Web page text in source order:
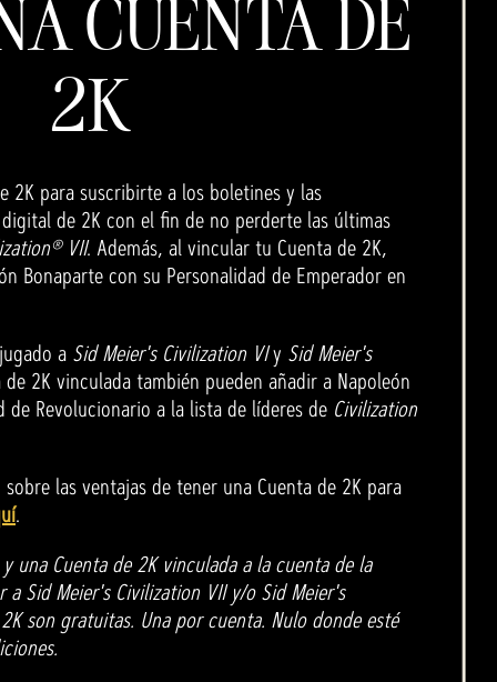
CUENTA DE
2K
2K para suscribirte a los boletines y las
de 2K con el fin de no perderte las últimas
VII. Además, al vincular tu Cuenta de 2K,
Bonaparte con su Personalidad de Emperador en
a Sid Meier's Civilization VIy Sid Meier's
2K vinculada también pueden añadir a Napoleón
de Revolucionario a la lista de líderes de Civilization
las ventajas de tener una Cuenta de 2K para
.
una Cuenta de 2K vinculada a la cuenta de la
Sid Meier's Civilization VII y/o Sid Meier's
son gratuitas. Una por cuenta. Nulo donde esté